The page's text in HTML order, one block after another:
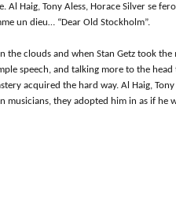
Haig, Tony Aless, Horace Silver se
un dieu… “Dear Old Stockholm”.
the clouds and when Stan Getz took
speech, and talking more to the
acquired the hard way. Al Haig, Tony
they adopted him in as if he